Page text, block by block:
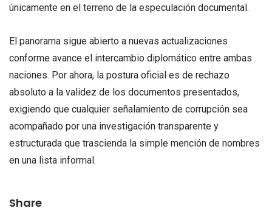
únicamente en el terreno de la especulación documental.
El panorama sigue abierto a nuevas actualizaciones
conforme avance el intercambio diplomático entre ambas
naciones. Por ahora, la postura oficial es de rechazo
absoluto a la validez de los documentos presentados,
exigiendo que cualquier señalamiento de corrupción sea
acompañado por una investigación transparente y
estructurada que trascienda la simple mención de nombres
en una lista informal.
Share